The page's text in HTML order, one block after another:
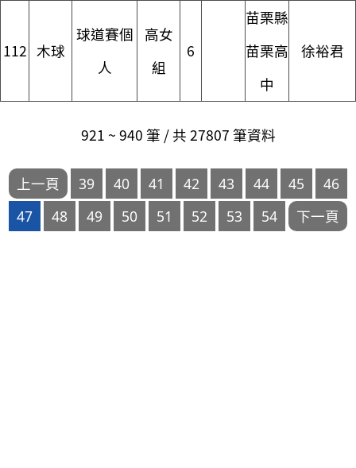
112 木球
球道賽個
人
高女
組
6
苗栗縣
苗栗高
中
徐裕君
921 ~ 940 筆 / 共 27807 筆資料